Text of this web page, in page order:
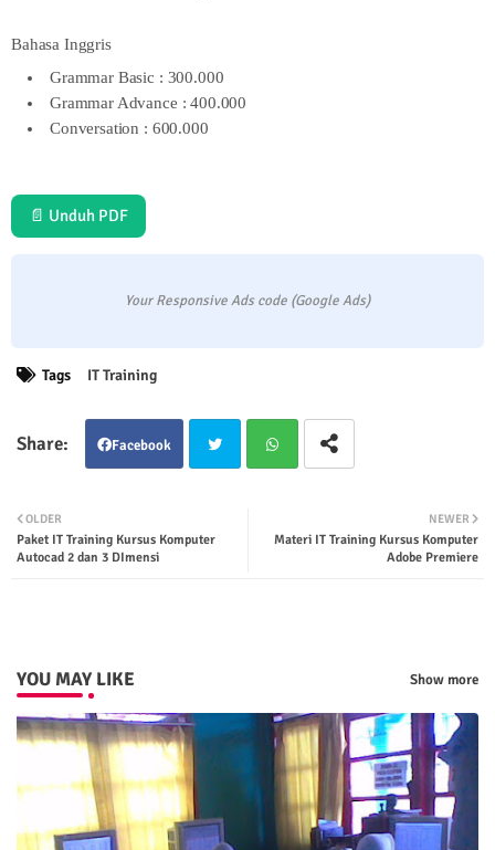
Bahasa Inggris
Grammar Basic : 300.000
Grammar Advance : 400.000
Conversation : 600.000
📄 Unduh PDF
Your Responsive Ads code (Google Ads)
Tags IT Training
Facebook
ter tsap
NEWER
Materi IT Training Kursus Komputer
Adobe Premiere
OLDER
Paket IT Training Kursus Komputer
Autocad 2 dan 3 DImensi
YOU MAY LIKE Show more